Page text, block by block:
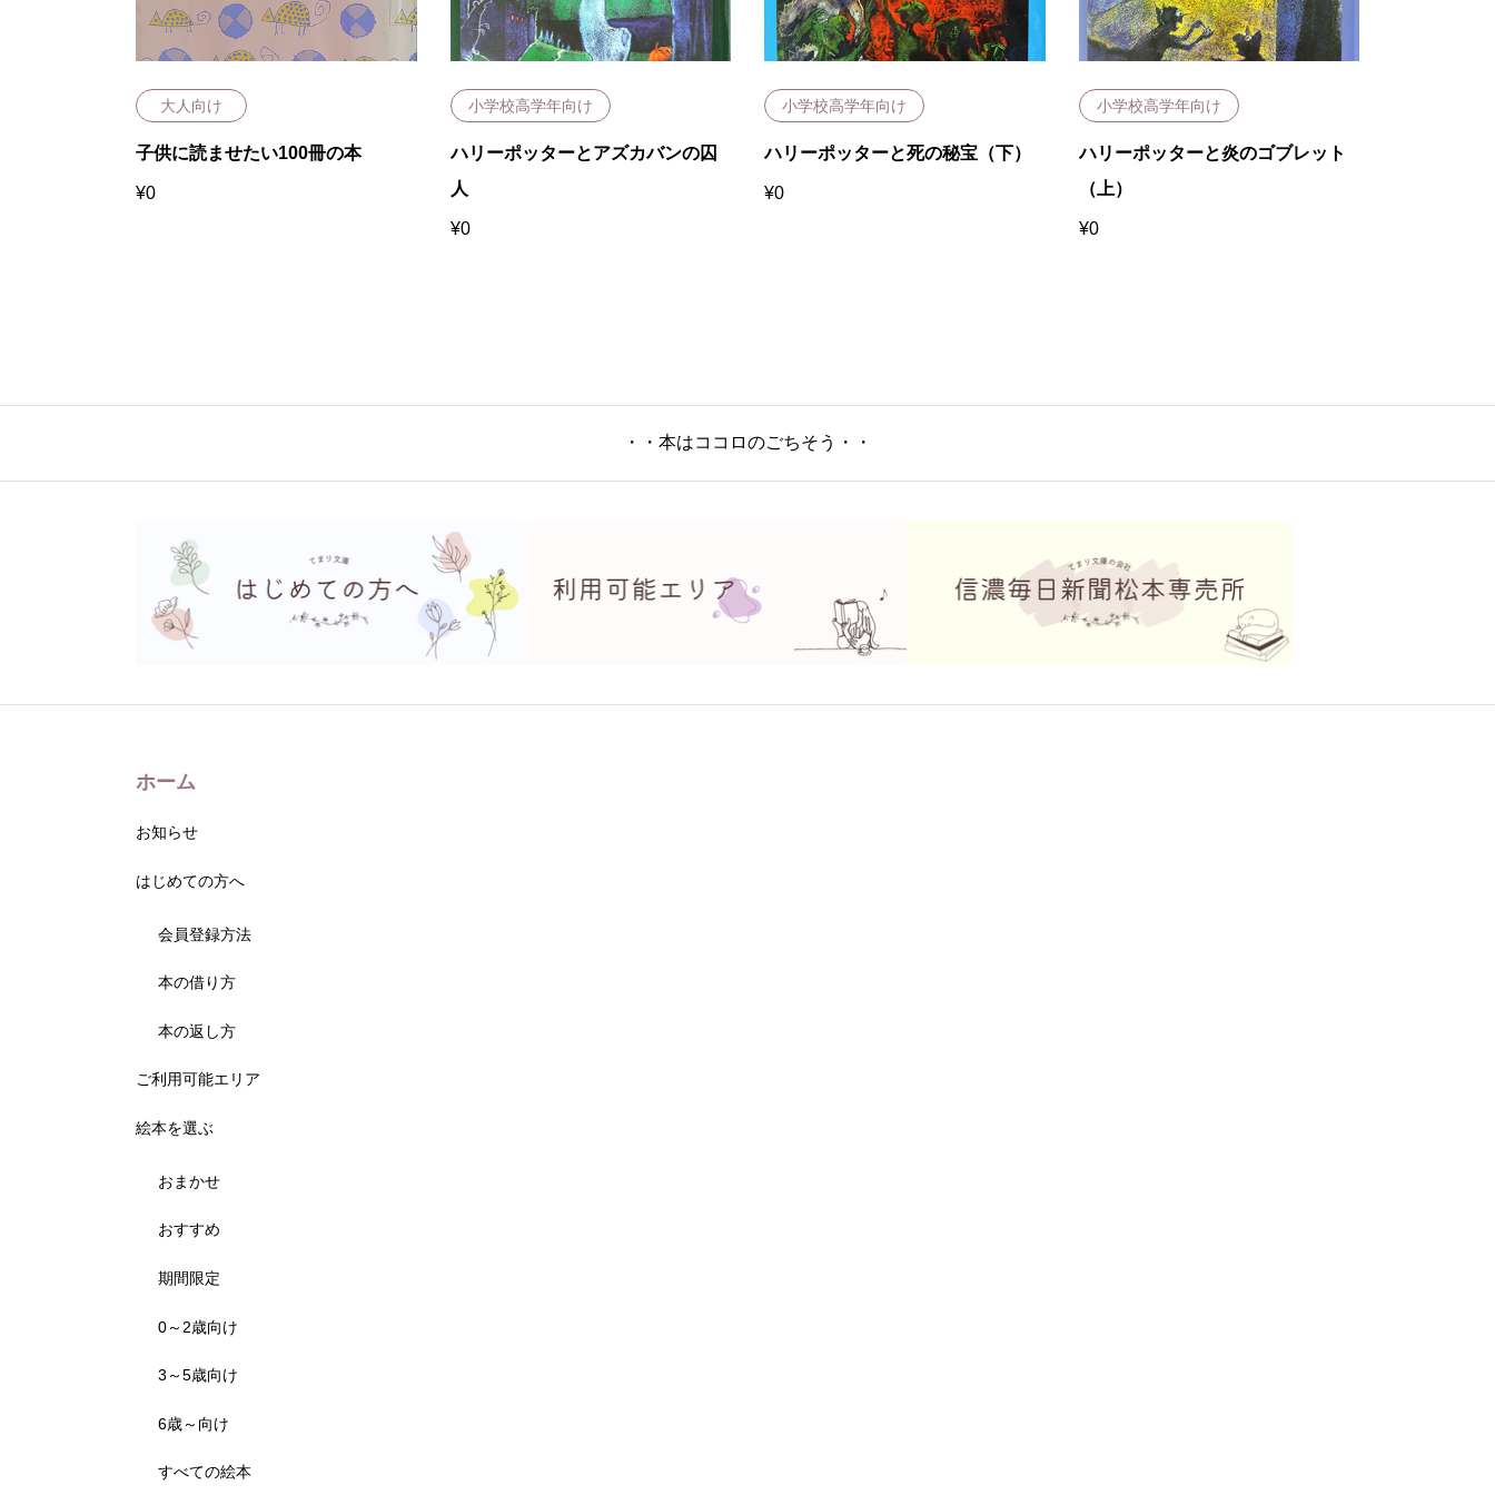
大人向け
子供に読ませたい100冊の本
¥0
小学校高学年向け
ハリーポッターとアズカバンの囚
人
¥0
小学校高学年向け
ハリーポッターと死の秘宝（下）
¥0
小学校高学年向け
ハリーポッターと炎のゴブレット
（上）
¥0
・・本はココロのごちそう・・
ホーム
お知らせ
はじめての方へ
会員登録方法
本の借り方
本の返し方
ご利用可能エリア
絵本を選ぶ
おまかせ
おすすめ
期間限定
0～2歳向け
3～5歳向け
6歳～向け
すべての絵本